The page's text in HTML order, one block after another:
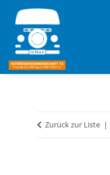
Zurück zur Liste